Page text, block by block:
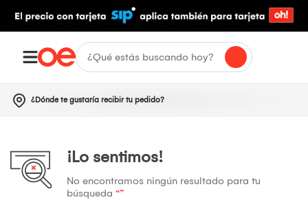
¿Dónde te gustaría recibir tu pedido?
¡Lo sentimos!
No encontramos ningún resultado para tu
búsqueda “”